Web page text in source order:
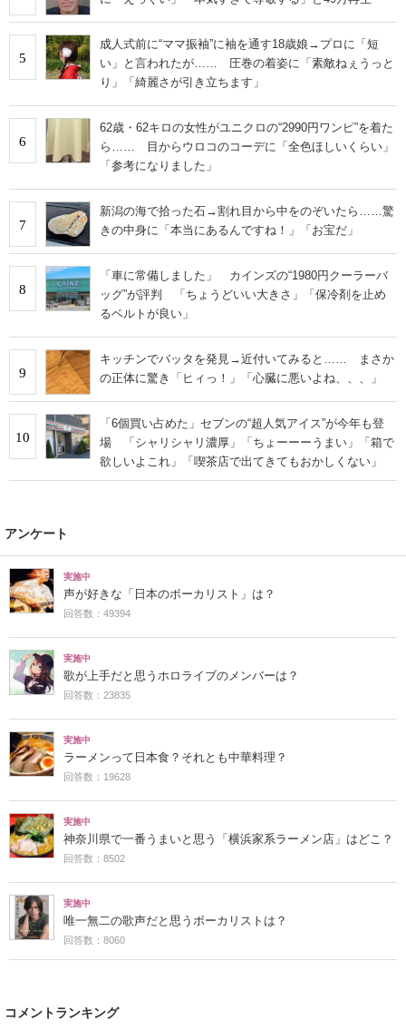
5
成人式前に“ママ振袖”に袖を通す18歳娘→プロに「短
い」と言われたが…… 圧巻の着姿に「素敵ねぇうっと
り」「綺麗さが引き立ちます」
6
62歳・62キロの女性がユニクロの“2990円ワンピ”を着た
ら…… 目からウロコのコーデに「全色ほしいくらい」
「参考になりました」
7
新潟の海で拾った石→割れ目から中をのぞいたら……驚
きの中身に「本当にあるんですね！」「お宝だ」
8
「車に常備しました」 カインズの“1980円クーラーバ
ッグ”が評判 「ちょうどいい大きさ」「保冷剤を止め
るベルトが良い」
9
キッチンでバッタを発見→近付いてみると…… まさか
の正体に驚き「ヒィっ！」「心臓に悪いよね、、、」
10
「6個買い占めた」セブンの“超人気アイス”が今年も登
場 「シャリシャリ濃厚」「ちょーーーうまい」「箱で
欲しいよこれ」「喫茶店で出てきてもおかしくない」
アンケート
実施中
声が好きな「日本のボーカリスト」は？
回答数：49394
実施中
歌が上手だと思うホロライブのメンバーは？
回答数：23835
実施中
ラーメンって日本食？それとも中華料理？
回答数：19628
実施中
神奈川県で一番うまいと思う「横浜家系ラーメン店」はどこ？
回答数：8502
実施中
唯一無二の歌声だと思うボーカリストは？
回答数：8060
コメントランキング